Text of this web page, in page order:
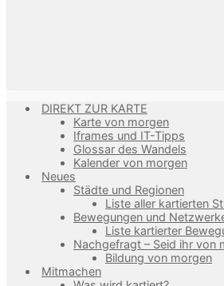
DIREKT ZUR KARTE
Karte von morgen
Iframes und IT-Tipps
Glossar des Wandels
Kalender von morgen
Neues
Städte und Regionen
Liste aller kartierten
Bewegungen und
Liste kartierter
Nachgefragt – Seid ihr von
Bildung von morgen
Mitmachen